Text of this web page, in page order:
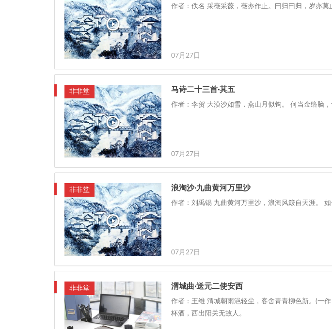
作者：佚名 采薇采薇，薇亦作止。曰归曰归，岁亦莫
07月27日
非非堂 马诗二十三首·其五
作者：李贺 大漠沙如雪，燕山月似钩。 何当金络脑，
07月27日
非非堂 浪淘沙·九曲黄河万里沙
作者：刘禹锡 九曲黄河万里沙，浪淘风簸自天涯。 如
07月27日
非非堂 渭城曲·送元二使安西
作者：王维 渭城朝雨浥轻尘，客舍青青柳色新。(一
杯酒，西出阳关无故人。